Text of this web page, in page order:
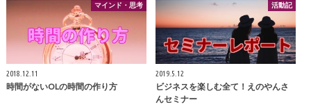
マインド・思考
2018.12.11
時間がないOLの時間の作り方
活動記
2019.5.12
ビジネスを楽しむ全て！えのやんさ
んセミナー